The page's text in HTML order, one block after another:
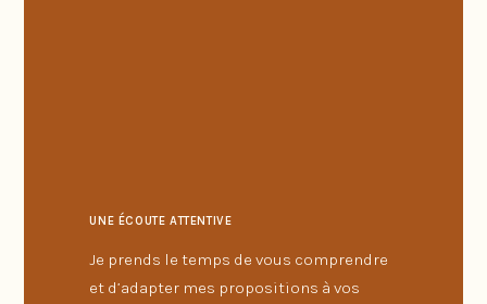
UNE ÉCOUTE ATTENTIVE
Je prends le temps de vous comprendre
et d’adapter mes propositions à vos